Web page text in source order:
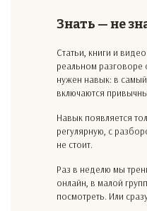
Знать — не
Статьи, книги и
реальном
нужен навык: в
включаются
Навык появляется
регулярную, с
не стоит.
Раз в неделю мы
онлайн, в малой
посмотреть. Или